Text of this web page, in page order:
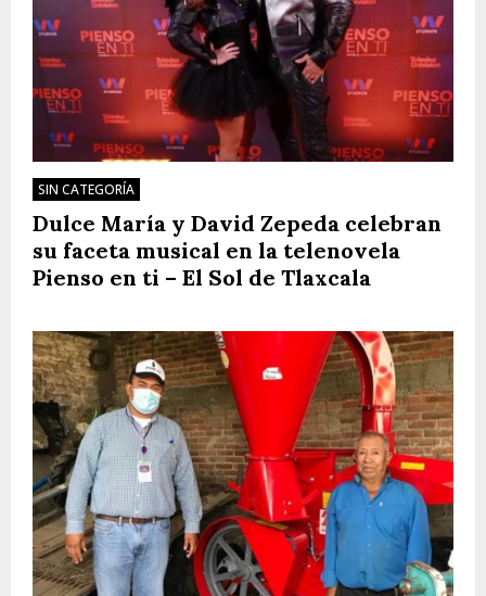
SIN CATEGORÍA
Dulce María y David Zepeda celebran
su faceta musical en la telenovela
Pienso en ti – El Sol de Tlaxcala